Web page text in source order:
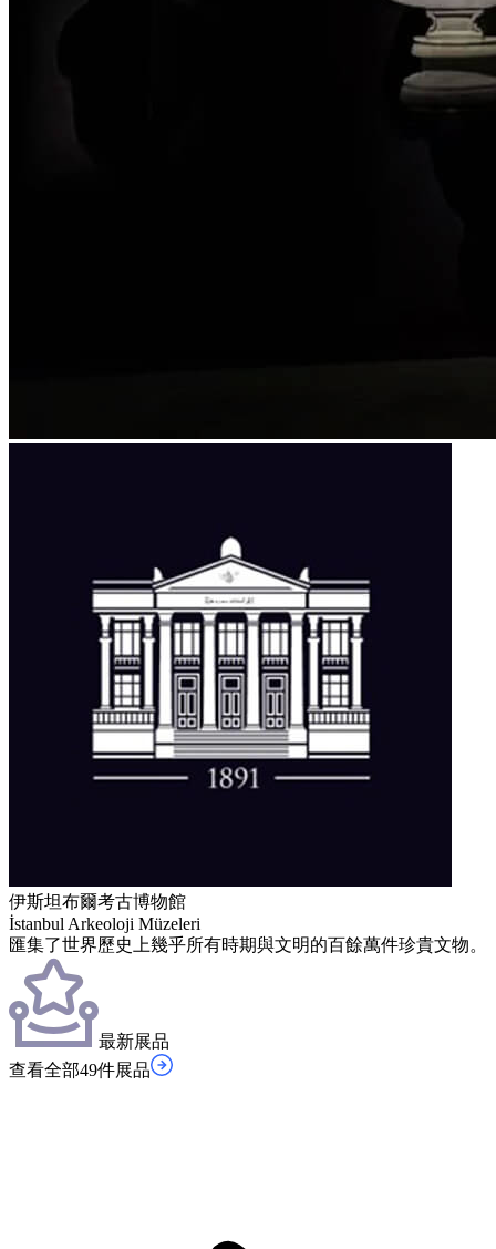
伊斯坦布爾考古博物館
İstanbul Arkeoloji Müzeleri
匯集了世界歷史上幾乎所有時期與文明的百餘萬件珍貴文物。
最新展品
查看全部49件展品